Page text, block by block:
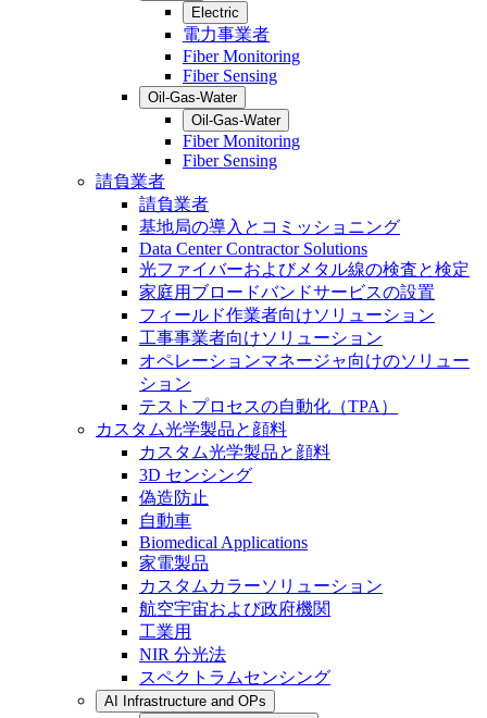
Electric
電力事業者
Fiber Monitoring
Fiber Sensing
Oil-Gas-Water
Oil-Gas-Water
Fiber Monitoring
Fiber Sensing
請負業者
請負業者
基地局の導入とコミッショニング
Data Center Contractor Solutions
光ファイバーおよびメタル線の検査と検定
家庭用ブロードバンドサービスの設置
フィールド作業者向けソリューション
工事事業者向けソリューション
オペレーションマネージャ向けのソリュー
ション
テストプロセスの自動化（TPA）
カスタム光学製品と顔料
カスタム光学製品と顔料
3D センシング
偽造防止
自動車
Biomedical Applications
家電製品
カスタムカラーソリューション
航空宇宙および政府機関
工業用
NIR 分光法
スペクトラムセンシング
AI Infrastructure and OPs